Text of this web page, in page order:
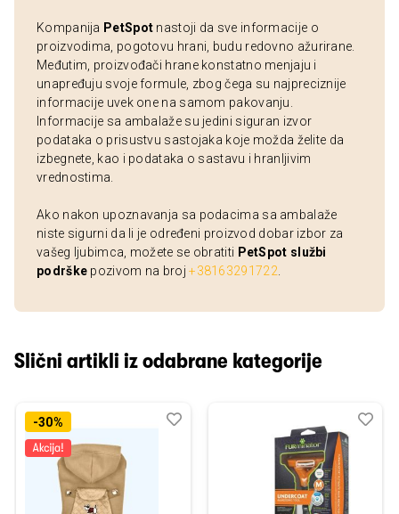
Kompanija PetSpot nastoji da sve informacije o
proizvodima, pogotovu hrani, budu redovno ažurirane.
Međutim, proizvođači hrane konstatno menjaju i
unapređuju svoje formule, zbog čega su najpreciznije
informacije uvek one na samom pakovanju.
Informacije sa ambalaže su jedini siguran izvor
podataka o prisustvu sastojaka koje možda želite da
izbegnete, kao i podataka o sastavu i hranljivim
vrednostima.
Ako nakon upoznavanja sa podacima sa ambalaže
niste sigurni da li je određeni proizvod dobar izbor za
vašeg ljubimca, možete se obratiti PetSpot službi
podrške pozivom na broj+38163291722
Slični artikli iz odabrane kategorije
-30%
Dodaj
Uporedi